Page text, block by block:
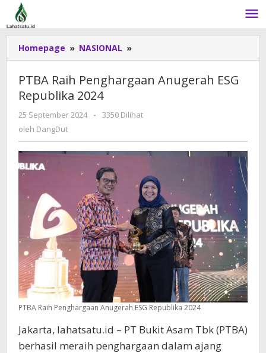
Lewati
konten
Homepage » NASIONAL »
Raih
Anugerah
Republika
PTBA Raih Penghargaan Anugerah ESG
Republika 2024
25 September 2024
oleh
-
3350 Dilihat
oleh DangDut
PTBA Raih Penghargaan Anugerah ESG Republika 2024
Jakarta, lahatsatu.id – PT Bukit Asam Tbk (PTBA)
berhasil meraih penghargaan dalam ajang